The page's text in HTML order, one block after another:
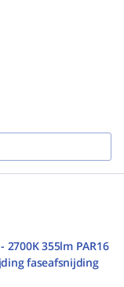
355lm PAR16
faseafsnijding